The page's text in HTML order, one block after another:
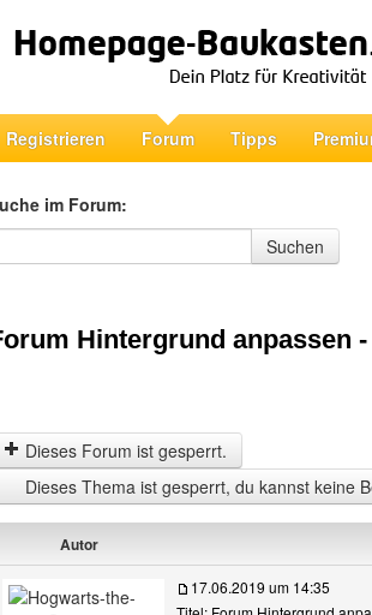
Registrieren Forum Tipps
im Forum:
im Forum
Suchen
Hintergrund anpassen
Dieses Forum ist gesperrt.
Dieses Thema ist gesperrt, du kannst keine
Autor
17.06.2019 um 14:35